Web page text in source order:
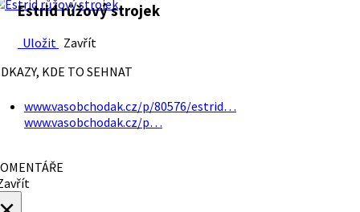
Estrid růžový strojek
Uložit Zavřít
KDE TO SEHNAT
www.vasobchodak.cz/p/80576/estrid…
www.vasobchodak.cz/p…